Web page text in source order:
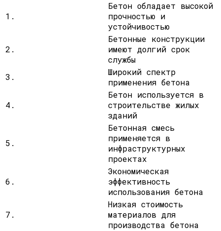
1.
Бетон обладает высокой
прочностью и
устойчивостью
2.
Бетонные конструкции
имеют долгий срок
службы
3.
Широкий спектр
применения бетона
4.
Бетон используется в
строительстве жилых
зданий
5.
Бетонная смесь
применяется в
инфраструктурных
проектах
6.
Экономическая
эффективность
использования бетона
7.
Низкая стоимость
материалов для
производства бетона